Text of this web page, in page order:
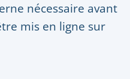
nécessaire avant
mis en ligne sur